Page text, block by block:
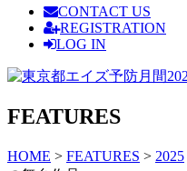
CONTACT US
REGISTRATION
LOG IN
FEATURES
HOME > FEATURES > 2025